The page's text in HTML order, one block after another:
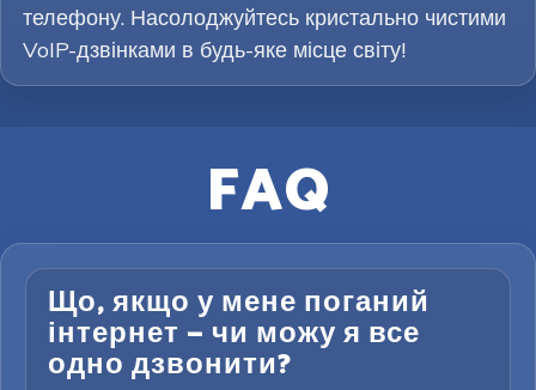
телефону. Насолоджуйтесь кристально чистими
VoIP-дзвінками в будь-яке місце світу!
FAQ
Що, якщо у мене поганий
інтернет — чи можу я все
одно дзвонити?